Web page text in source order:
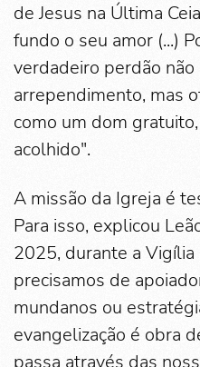
de Jesus na Última
fundo o seu amor (...)
verdadeiro perdão
arrependimento, mas
como um dom
acolhido".
A missão da Igreja é
Para isso, explicou
2025, durante a Vigília
precisamos de
mundanos ou
evangelização é obra
passa através das